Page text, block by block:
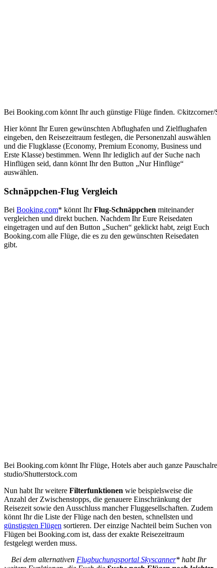
Bei Booking.com könnt Ihr auch günstige Flüge finden. ©kitzcorner/
Hier könnt Ihr Euren gewünschten Abflughafen und Zielflughafen
eingeben, den Reisezeitraum festlegen, die Personenzahl auswählen
und die Flugklasse (Economy, Premium Economy, Business und
Erste Klasse) bestimmen. Wenn Ihr lediglich auf der Suche nach
Hinflügen seid, dann könnt Ihr den Button „Nur Hinflüge“
auswählen.
Schnäppchen-Flug Vergleich
Bei Booking.com* könnt IhrFlug-Schnäppchen miteinander
vergleichen und direkt buchen. Nachdem Ihr Eure Reisedaten
eingetragen und auf den Button „Suchen“ geklickt habt, zeigt Euch
Booking.com alle Flüge, die es zu den gewünschten Reisedaten
gibt.
Bei Booking.com könnt Ihr Flüge, Hotels aber auch ganze
studio/Shutterstock.com
Nun habt Ihr weitere Filterfunktionen wie beispielsweise die
Anzahl der Zwischenstopps, die genauere Einschränkung der
Reisezeit sowie den Ausschluss mancher Fluggesellschaften. Zudem
könnt Ihr die Liste der Flüge nach den besten, schnellsten und
günstigsten Flügen sortieren. Der einzige Nachteil beim Suchen von
Flügen bei Booking.com ist, dass der exakte Reisezeitraum
festgelegt werden muss.
Bei dem alternativen Flugbuchungsportal Skyscanner* habt Ihr